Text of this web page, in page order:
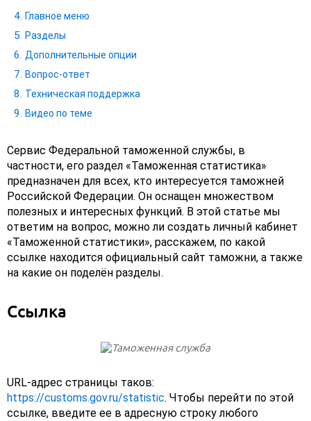
Главное меню
Разделы
Дополнительные опции
Вопрос-ответ
Техническая поддержка
Видео по теме
Сервис Федеральной таможенной службы, в
частности, его раздел «Таможенная статистика»
предназначен для всех, кто интересуется таможней
Российской Федерации. Он оснащен множеством
полезных и интересных функций. В этой статье мы
ответим на вопрос, можно ли создать личный кабинет
«Таможенной статистики», расскажем, по какой
ссылке находится официальный сайт таможни, а также
на какие он поделён разделы.
Ссылка
URL-адрес страницы таков:
https://customs.gov.ru/statistic. Чтобы перейти по этой
ссылке, введите ее в адресную строку любого